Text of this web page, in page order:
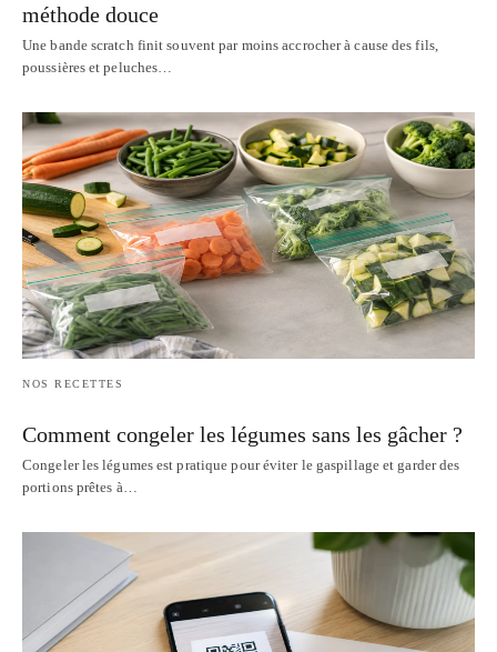
méthode douce
Une bande scratch finit souvent par moins accrocher à cause des fils,
poussières et peluches…
NOS RECETTES
Comment congeler les légumes sans les gâcher ?
Congeler les légumes est pratique pour éviter le gaspillage et garder des
portions prêtes à…